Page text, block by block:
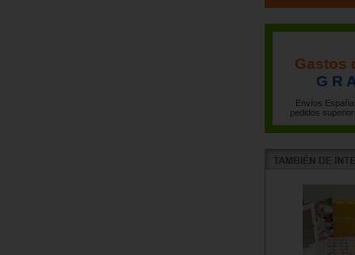
Gastos
G R
Envíos
pedidos